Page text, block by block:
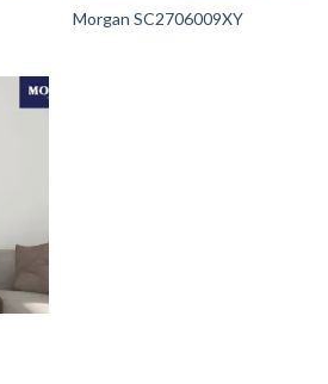
Morgan SC2706009XY